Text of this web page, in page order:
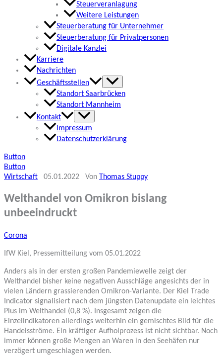
Steuerveranlagung
Weitere Leistungen
Steuerberatung für Unternehmer
Steuerberatung für Privatpersonen
Digitale Kanzlei
Karriere
Nachrichten
Geschäftsstellen
Standort Saarbrücken
Standort Mannheim
Kontakt
Impressum
Datenschutzerklärung
Button
Button
Wirtschaft
05.01.2022 Von Thomas Stuppy
Welthandel von Omikron bislang
unbeeindruckt
Corona
IfW Kiel, Pressemitteilung vom 05.01.2022
Anders als in der ersten großen Pandemiewelle zeigt der
Welthandel bisher keine negativen Ausschläge angesichts der in
vielen Ländern grassierenden Omikron-Variante. Der Kiel Trade
Indicator signalisiert nach dem jüngsten Datenupdate ein leichtes
Plus im Welthandel (0,8 %). Insgesamt zeigen die
Einzelindikatoren allerdings weiterhin ein gemischtes Bild für die
Handelsströme. Ein kräftiger Aufholprozess ist nicht sichtbar. Noch
immer können große Mengen an Waren in den Seehäfen nur
verzögert umgeschlagen werden.